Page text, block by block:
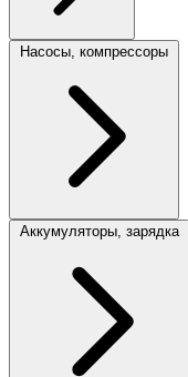
Насосы, компрессоры
Аккумуляторы, зарядка